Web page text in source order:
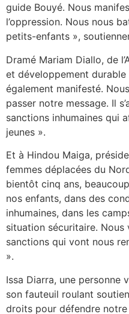
guide Bouyé. Nous
l’oppression. Nous nous
petits-enfants »,
Dramé Mariam Diallo, de
et développement durable
également manifesté.
passer notre message. Il
sanctions inhumaines qui
jeunes ».
Et à Hindou Maiga,
femmes déplacées du
bientôt cinq ans,
nos enfants, dans des
inhumaines, dans les
situation sécuritaire.
sanctions qui vont nous
».
Issa Diarra, une personne
son fauteuil roulant
droits pour défendre notre